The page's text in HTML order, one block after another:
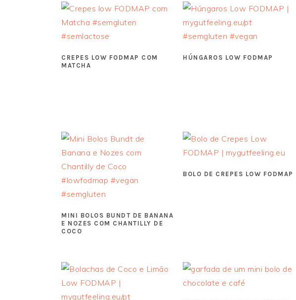
CREPES LOW FODMAP COM
MATCHA
HÚNGAROS LOW FODMAP
MINI BOLOS BUNDT DE BANANA
E NOZES COM CHANTILLY DE
COCO
BOLO DE CREPES LOW FODMAP